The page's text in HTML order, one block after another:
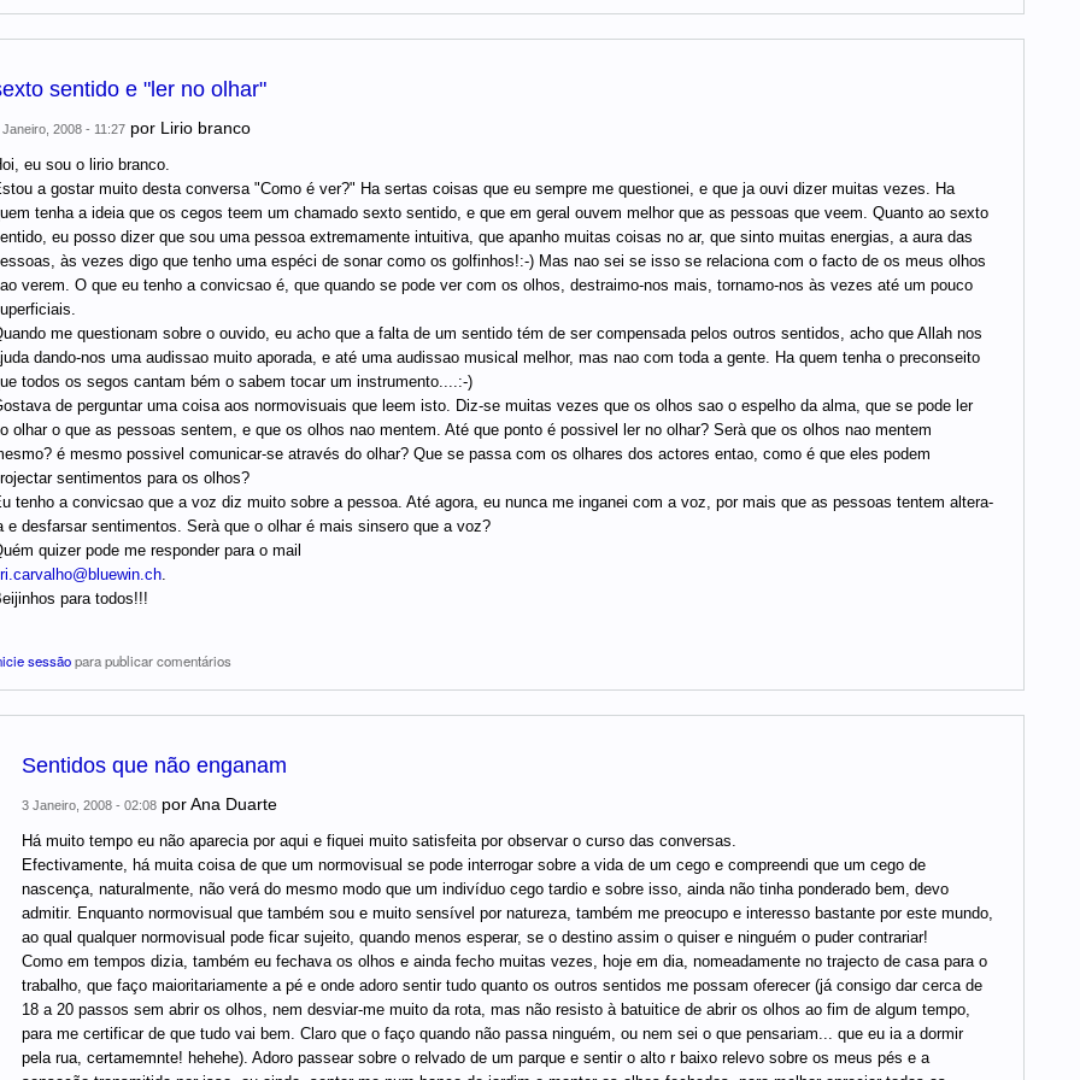
sentido e "ler no olhar"
Janeiro, 2008 - 11:27por Lirio branco
eu sou o lirio branco.
a gostar muito desta conversa "Como é ver?" Ha sertas coisas que eu sempre me questionei, e que ja ouvi dizer muitas vezes. Ha
tenha a ideia que os cegos teem um chamado sexto sentido, e que em geral ouvem melhor que as pessoas que veem. Quanto ao sexto
eu posso dizer que sou uma pessoa extremamente intuitiva, que apanho muitas coisas no ar, que sinto muitas energias, a aura das
às vezes digo que tenho uma espéci de sonar como os golfinhos!:-) Mas nao sei se isso se relaciona com o facto de os meus olhos
verem. O que eu tenho a convicsao é, que quando se pode ver com os olhos, destraimo-nos mais, tornamo-nos às vezes até um pouco
me questionam sobre o ouvido, eu acho que a falta de um sentido tém de ser compensada pelos outros sentidos, acho que Allah nos
dando-nos uma audissao muito aporada, e até uma audissao musical melhor, mas nao com toda a gente. Ha quem tenha o preconseito
todos os segos cantam bém o sabem tocar um instrumento....:-)
de perguntar uma coisa aos normovisuais que leem isto. Diz-se muitas vezes que os olhos sao o espelho da alma, que se pode ler
olhar o que as pessoas sentem, e que os olhos nao mentem. Até que ponto é possivel ler no olhar? Serà que os olhos nao mentem
é mesmo possivel comunicar-se através do olhar? Que se passa com os olhares dos actores entao, como é que eles podem
sentimentos para os olhos?
tenho a convicsao que a voz diz muito sobre a pessoa. Até agora, eu nunca me inganei com a voz, por mais que as pessoas tentem altera-
e desfarsar sentimentos. Serà que o olhar é mais sinsero que a voz?
quizer pode me responder para o mail
.
para todos!!!
sessãopara publicar comentários
Sentidos que não enganam
3 Janeiro, 2008 - 02:08porAna Duarte
Há muito tempo eu não aparecia por aqui e fiquei muito satisfeita por observar o curso das conversas.
Efectivamente, há muita coisa de que um normovisual se pode interrogar sobre a vida de um cego e compreendi que um cego de
nascença, naturalmente, não verá do mesmo modo que um indivíduo cego tardio e sobre isso, ainda não tinha ponderado bem, devo
admitir. Enquanto normovisual que também sou e muito sensível por natureza, também me preocupo e interesso bastante por este mundo,
ao qual qualquer normovisual pode ficar sujeito, quando menos esperar, se o destino assim o quiser e ninguém o puder contrariar!
Como em tempos dizia, também eu fechava os olhos e ainda fecho muitas vezes, hoje em dia, nomeadamente no trajecto de casa para o
trabalho, que faço maioritariamente a pé e onde adoro sentir tudo quanto os outros sentidos me possam oferecer (já consigo dar cerca de
18 a 20 passos sem abrir os olhos, nem desviar-me muito da rota, mas não resisto à batuitice de abrir os olhos ao fim de algum tempo,
para me certificar de que tudo vai bem. Claro que o faço quando não passa ninguém, ou nem sei o que pensariam... que eu ia a dormir
pela rua, certamemnte! hehehe). Adoro passear sobre o relvado de um parque e sentir o alto r baixo relevo sobre os meus pés e a